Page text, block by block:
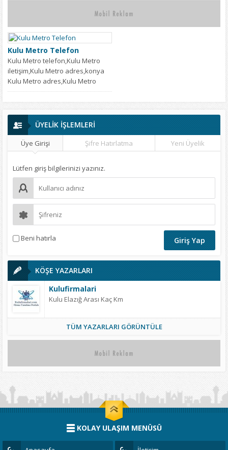
Kulu Metro Telefon
Kulu Metro telefon,Kulu Metro
iletişim,Kulu Metro adres,konya
Kulu Metro adres,Kulu Metro
telefon numarası,Kulu Metro
fax,Kulu...
ÜYELİK İŞLEMLERİ
Üye Girişi Şifre Hatırlatma Yeni Üyelik
Lütfen giriş bilgilerinizi yazınız.
Beni hatırla
KÖŞE YAZARLARI
Kulufirmalari
Kulu Elazığ Arası Kaç Km
TÜM YAZARLARI GÖRÜNTÜLE
KOLAY ULAŞIM MENÜSÜ